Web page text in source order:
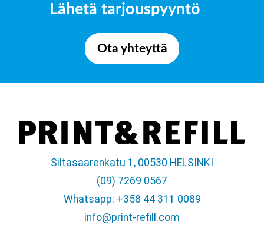
Lähetä tarjouspyyntö
Ota yhteyttä
Siltasaarenkatu 1, 00530 HELSINKI
(09) 7269 0567
Whatsapp: +358 44 311 0089
info@print-refill.com